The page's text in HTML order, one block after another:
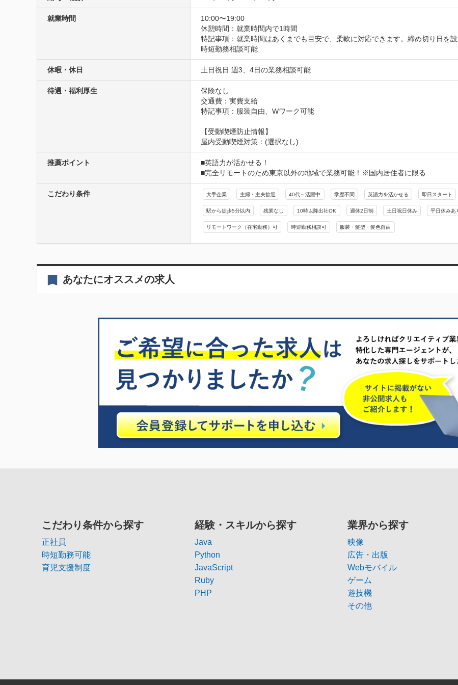
就業時間
10:00〜19:00
休憩時間：就業時間内で1時間
特記事項：就業時間はあくまでも目安で、柔軟に対応できます。締め切り日を
時短勤務相談可能
休暇・休日 土日祝日 週3、4日の業務相談可能
待遇・福利厚生
保険なし
交通費：実費支給
特記事項：服装自由、Wワーク可能
【受動喫煙防止情報】
屋内受動喫煙対策：(選択なし)
推薦ポイント
■英語力が活かせる！
■完全リモートのため東京以外の地域で業務可能！※国内居住者に限る
こだわり条件 大手企業 主婦・主夫歓迎 40代～活躍中 学歴不問 英語力を活かせる 即日スタート
駅から徒歩5分以内 残業なし 10時以降出社OK 週休2日制 土日祝日休み 平日休みあ
リモートワーク（在宅勤務）可 時短勤務相談可 服装・髪型・髪色自由
あなたにオススメの求人
こだわり条件から探す
正社員
時短勤務可能
育児支援制度
経験・スキルから探す
Java
Python
JavaScript
Ruby
PHP
業界から探す
映像
広告・出版
Webモバイル
ゲーム
遊技機
その他